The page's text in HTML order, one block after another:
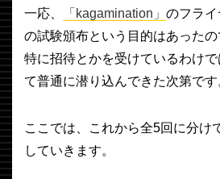
一応、 「kagamination」 のフラ
の試験頒布という目的はあったの
特に招待とかを受けているわけ
て普通に潜り込んできた次第です
ここでは、これから全5回に分け
していきます。